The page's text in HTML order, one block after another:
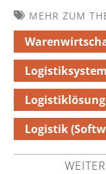
MEHR ZUM
Logistik